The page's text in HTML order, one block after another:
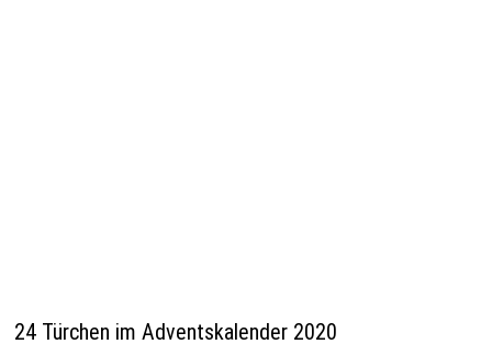
24 Türchen im Adventskalender 2020